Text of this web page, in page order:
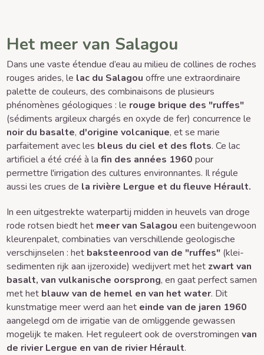
Het meer van Salagou
Dans une vaste étendue d’eau au milieu de collines de roches
rouges arides, le lac du Salagou offre une extraordinaire
palette de couleurs, des combinaisons de plusieurs
phénomènes géologiques : le rouge brique des "ruffes"
(sédiments argileux chargés en oxyde de fer) concurrence le
noir du basalte, d'origine volcanique, et se marie
parfaitement avec les bleus du ciel et des flots. Ce lac
artificiel a été créé à lafin des années 1960pour
permettre l'irrigation des cultures environnantes. Il régule
aussi les crues de la rivière Lergue et du fleuve Hérault.
In een uitgestrekte waterpartij midden in heuvels van droge
rode rotsen biedt het meer van Salagou een buitengewoon
kleurenpalet, combinaties van verschillende geologische
verschijnselen : het baksteenrood van de "ruffes" (klei-
sedimenten rijk aan ijzeroxide) wedijvert met het zwart van
basalt, van vulkanische oorsprong, en gaat perfect samen
met het blauw van de hemel en van het water. Dit
kunstmatige meer werd aan het einde van de jaren 1960
aangelegd om de irrigatie van de omliggende gewassen
mogelijk te maken. Het reguleert ook de overstromingenvan
de rivier Lergue en van de rivier Hérault.